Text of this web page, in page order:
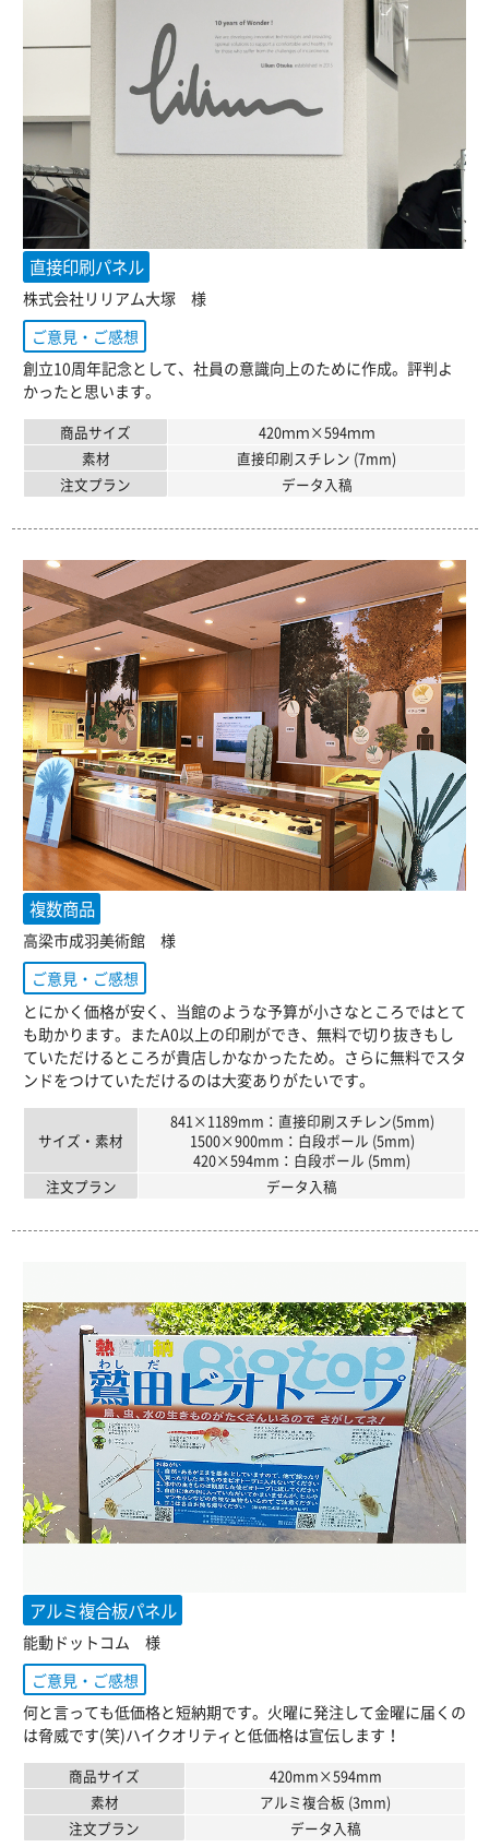
直接印刷パネル
株式会社リリアム大塚 様
ご意見・ご感想
創立10周年記念として、社員の意識向上のために作成。評判よ
かったと思います。
商品サイズ
420ｍｍ×594ｍｍ
素材
直接印刷スチレン (7mm)
注文プラン
データ入稿
複数商品
高梁市成羽美術館 様
ご意見・ご感想
とにかく価格が安く、当館のような予算が小さなところではとて
も助かります。またA0以上の印刷ができ、無料で切り抜きもし
ていただけるところが貴店しかなかったため。さらに無料でスタ
ンドをつけていただけるのは大変ありがたいです。
サイズ・素材
841×1189mm：直接印刷スチレン(5mm)
1500×900mm：白段ボール (5mm)
420×594mm：白段ボール (5mm)
注文プラン
データ入稿
アルミ複合板パネル
能動ドットコム 様
ご意見・ご感想
何と言っても低価格と短納期です。火曜に発注して金曜に届くの
は脅威です(笑)ハイクオリティと低価格は宣伝します！
商品サイズ
420mm×594mm
素材
アルミ複合板 (3mm)
注文プラン
データ入稿